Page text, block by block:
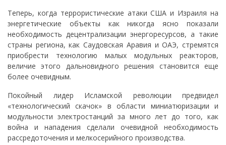
Теперь, когда террористические атаки США и Израиля на
энергетические объекты как никогда ясно показали
необходимость децентрализации энергоресурсов, а такие
страны региона, как Саудовская Аравия и ОАЭ, стремятся
приобрести технологию малых модульных реакторов,
величие этого дальновидного решения становится еще
более очевидным.
Покойный лидер Исламской революции предвидел
«технологический скачок» в области миниатюризации и
модульности электростанций за много лет до того, как
война и нападения сделали очевидной необходимость
рассредоточения и мелкосерийного производства.